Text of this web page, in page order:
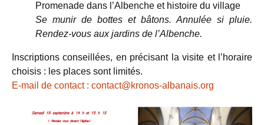
Promenade dans l’Albenche et histoire du village
Se munir de bottes et bâtons. Annulée si pluie.
Rendez-vous aux jardins de l’Albenche.
Inscriptions conseillées, en précisant la visite et l’horaire
choisis : les places sont limités.
E-mail de contact : contact@kronos-albanais.org